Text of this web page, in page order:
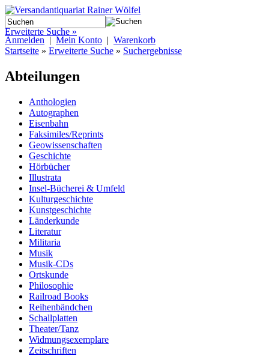
Erweiterte Suche »
Anmelden | Mein Konto | Warenkorb
Startseite » Erweiterte Suche » Suchergebnisse
Abteilungen
Anthologien
Autographen
Eisenbahn
Faksimiles/Reprints
Geowissenschaften
Geschichte
Hörbücher
Illustrata
Insel-Bücherei & Umfeld
Kulturgeschichte
Kunstgeschichte
Länderkunde
Literatur
Militaria
Musik
Musik-CDs
Ortskunde
Philosophie
Railroad Books
Reihenbändchen
Schallplatten
Theater/Tanz
Widmungsexemplare
Zeitschriften